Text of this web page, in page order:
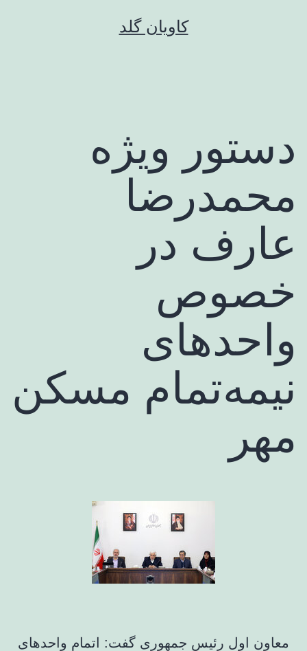
کاویان گلد
دستور ویژه
محمدرضا
عارف در
خصوص
واحدهای
نیمه‌تمام مسکن
مهر
معاون اول رئیس جمهوری گفت: اتمام واحدهای